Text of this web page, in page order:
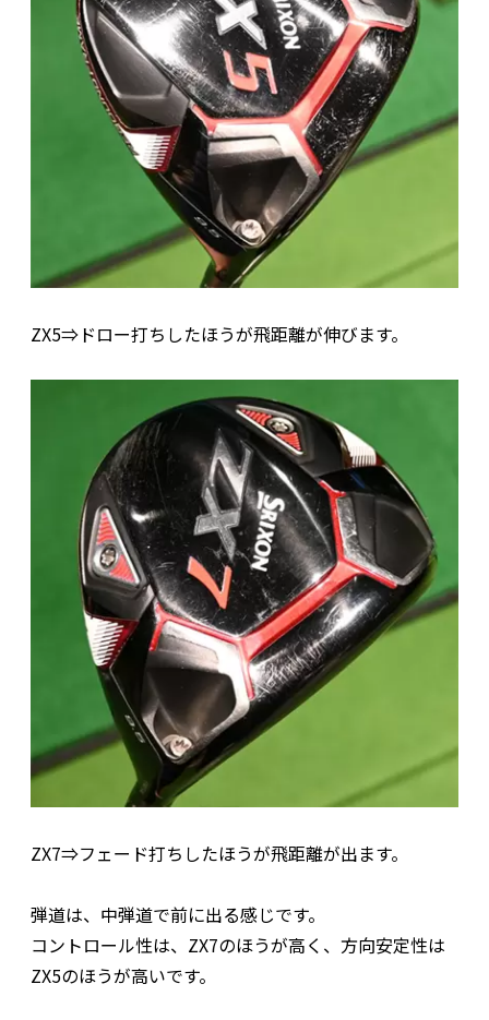
ZX5⇒ドロー打ちしたほうが飛距離が伸びます。
ZX7⇒フェード打ちしたほうが飛距離が出ます。
弾道は、中弾道で前に出る感じです。
コントロール性は、ZX7のほうが高く、方向安定性は
ZX5のほうが高いです。